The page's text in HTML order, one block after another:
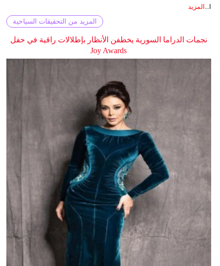
ا... المزيد
المزيد من التحقيقات السياحية
نجمات الدراما السورية يخطفن الأنظار بإطلالات راقية في حفل
Joy Awards